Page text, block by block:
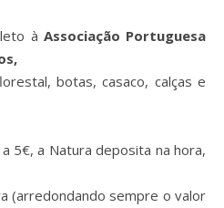
à Associação Portuguesa
botas, casaco, calças e
5€, a Natura deposita na hora,
(arredondando sempre o valor